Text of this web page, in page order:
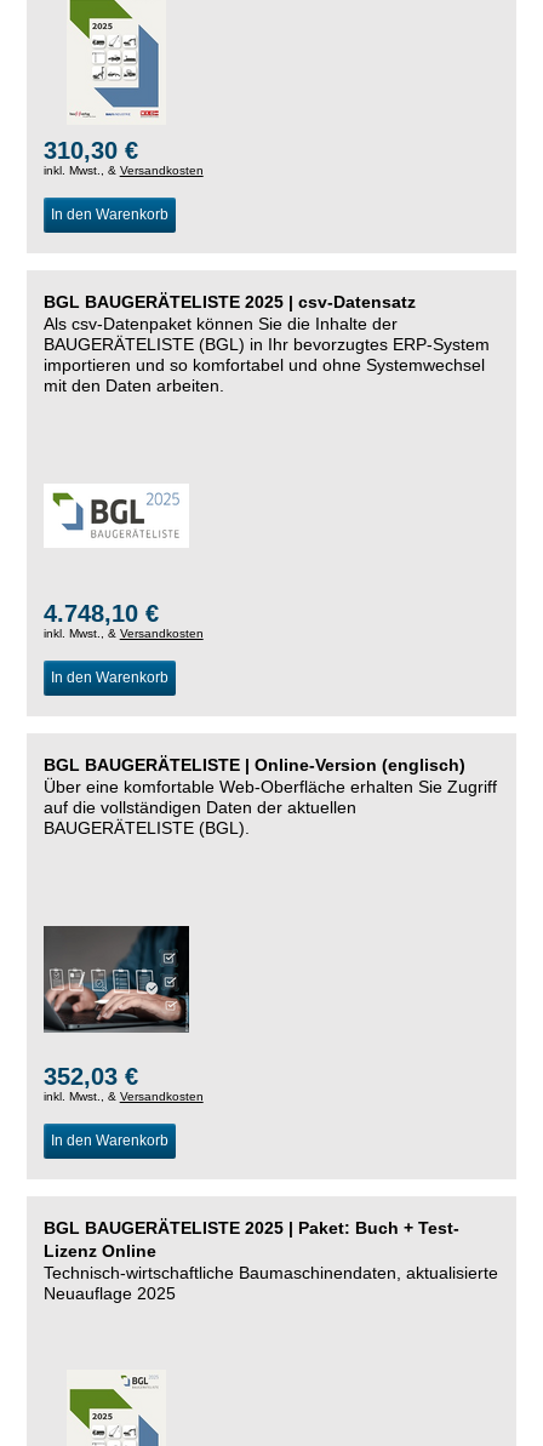
310,30 €
inkl. Mwst., & Versandkosten
In den Warenkorb
BGL BAUGERÄTELISTE 2025 | csv-Datensatz
Als csv-Datenpaket können Sie die Inhalte der
BAUGERÄTELISTE (BGL) in Ihr bevorzugtes ERP-System
importieren und so komfortabel und ohne Systemwechsel
mit den Daten arbeiten.
4.748,10 €
inkl. Mwst., & Versandkosten
In den Warenkorb
BGL BAUGERÄTELISTE | Online-Version (englisch)
Über eine komfortable Web-Oberfläche erhalten Sie Zugriff
auf die vollständigen Daten der aktuellen
BAUGERÄTELISTE (BGL).
352,03 €
inkl. Mwst., & Versandkosten
In den Warenkorb
BGL BAUGERÄTELISTE 2025 | Paket: Buch + Test-
Lizenz Online
Technisch-wirtschaftliche Baumaschinendaten, aktualisierte
Neuauflage 2025